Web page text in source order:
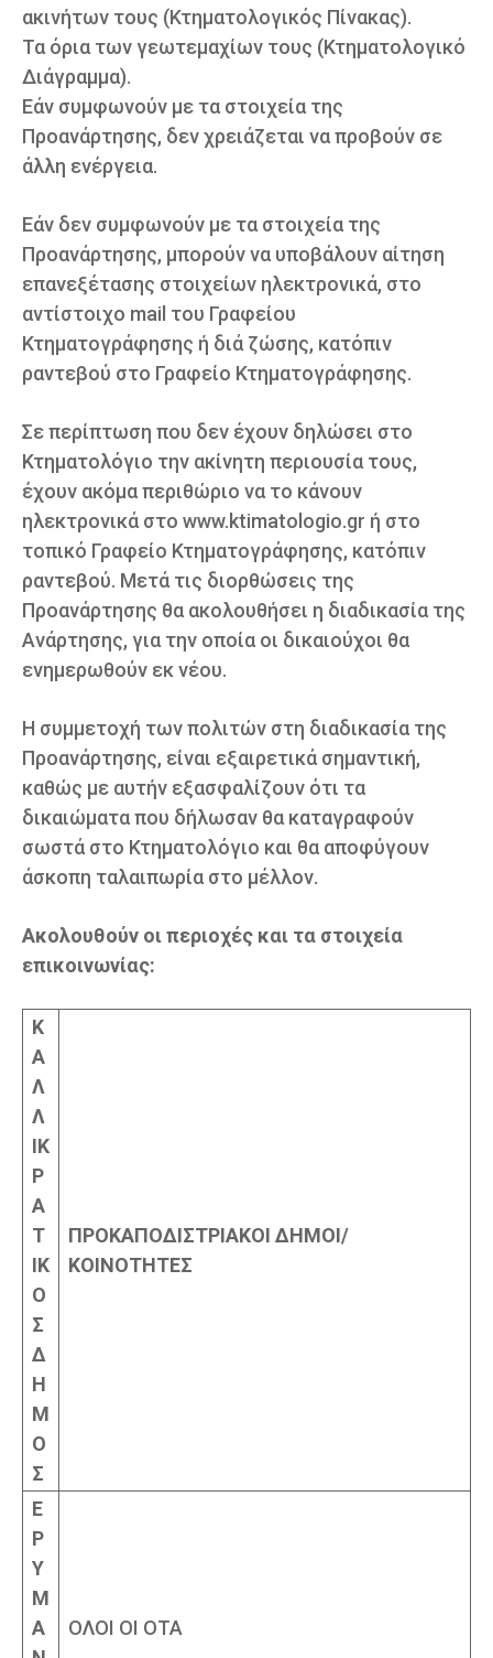
ακινήτων τους (Κτηματολογικός Πίνακας).
Τα όρια των γεωτεμαχίων τους (Κτηματολογικό
Διάγραμμα).
Εάν συμφωνούν με τα στοιχεία της
Προανάρτησης, δεν χρειάζεται να προβούν σε
άλλη ενέργεια.
Εάν δεν συμφωνούν με τα στοιχεία της
Προανάρτησης, μπορούν να υποβάλουν αίτηση
επανεξέτασης στοιχείων ηλεκτρονικά, στο
αντίστοιχο mail του Γραφείου
Κτηματογράφησης ή διά ζώσης, κατόπιν
ραντεβού στο Γραφείο Κτηματογράφησης.
Σε περίπτωση που δεν έχουν δηλώσει στο
Κτηματολόγιο την ακίνητη περιουσία τους,
έχουν ακόμα περιθώριο να το κάνουν
ηλεκτρονικά στο www.ktimatologio.gr ή στο
τοπικό Γραφείο Κτηματογράφησης, κατόπιν
ραντεβού. Μετά τις διορθώσεις της
Προανάρτησης θα ακολουθήσει η διαδικασία της
Ανάρτησης, για την οποία οι δικαιούχοι θα
ενημερωθούν εκ νέου.
Η συμμετοχή των πολιτών στη διαδικασία της
Προανάρτησης, είναι εξαιρετικά σημαντική,
καθώς με αυτήν εξασφαλίζουν ότι τα
δικαιώματα που δήλωσαν θα καταγραφούν
σωστά στο Κτηματολόγιο και θα αποφύγουν
άσκοπη ταλαιπωρία στο μέλλον.
Ακολουθούν οι περιοχές και τα στοιχεία
επικοινωνίας:
Κ
Α
Λ
Λ
ΙΚ
Ρ
Α
Τ
ΙΚ
Ο
Σ
Δ
Η
Μ
Ο
Σ
ΠΡΟΚΑΠΟΔΙΣΤΡΙΑΚΟΙ ΔΗΜΟΙ/
ΚΟΙΝΟΤΗΤΕΣ
Ε
Ρ
Υ
Μ
Α
ΟΛΟΙ ΟΙ ΟΤΑ